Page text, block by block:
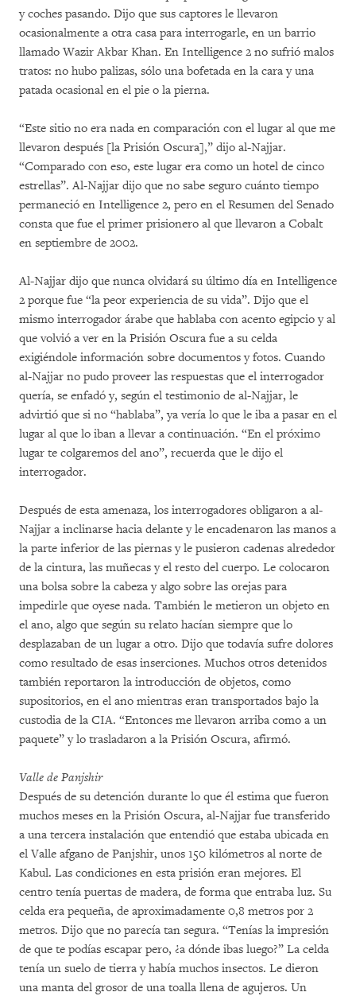
y coches pasando. Dijo que sus captores le llevaron
ocasionalmente a otra casa para interrogarle, en un barrio
llamado Wazir Akbar Khan. En Intelligence 2 no sufrió malos
tratos: no hubo palizas, sólo una bofetada en la cara y una
patada ocasional en el pie o la pierna.
“Este sitio no era nada en comparación con el lugar al que me
llevaron después [la Prisión Oscura],” dijo al-Najjar.
“Comparado con eso, este lugar era como un hotel de cinco
estrellas”. Al-Najjar dijo que no sabe seguro cuánto tiempo
permaneció en Intelligence 2, pero en el Resumen del Senado
consta que fue el primer prisionero al que llevaron a Cobalt
en septiembre de 2002.
Al-Najjar dijo que nunca olvidará su último día en Intelligence
2 porque fue “la peor experiencia de su vida”. Dijo que el
mismo interrogador árabe que hablaba con acento egipcio y al
que volvió a ver en la Prisión Oscura fue a su celda
exigiéndole información sobre documentos y fotos. Cuando
al-Najjar no pudo proveer las respuestas que el interrogador
quería, se enfadó y, según el testimonio de al-Najjar, le
advirtió que si no “hablaba”, ya vería lo que le iba a pasar en el
lugar al que lo iban a llevar a continuación. “En el próximo
lugar te colgaremos del ano”, recuerda que le dijo el
interrogador.
Después de esta amenaza, los interrogadores obligaron a al-
Najjar a inclinarse hacia delante y le encadenaron las manos a
la parte inferior de las piernas y le pusieron cadenas alrededor
de la cintura, las muñecas y el resto del cuerpo. Le colocaron
una bolsa sobre la cabeza y algo sobre las orejas para
impedirle que oyese nada. También le metieron un objeto en
el ano, algo que según su relato hacían siempre que lo
desplazaban de un lugar a otro. Dijo que todavía sufre dolores
como resultado de esas inserciones. Muchos otros detenidos
también reportaron la introducción de objetos, como
supositorios, en el ano mientras eran transportados bajo la
custodia de la CIA. “Entonces me llevaron arriba como a un
paquete” y lo trasladaron a la Prisión Oscura, afirmó.
Valle de Panjshir
Después de su detención durante lo que él estima que fueron
muchos meses en la Prisión Oscura, al-Najjar fue transferido
a una tercera instalación que entendió que estaba ubicada en
el Valle afgano de Panjshir, unos 150 kilómetros al norte de
Kabul. Las condiciones en esta prisión eran mejores. El
centro tenía puertas de madera, de forma que entraba luz. Su
celda era pequeña, de aproximadamente 0,8 metros por 2
metros. Dijo que no parecía tan segura. “Tenías la impresión
de que te podías escapar pero, ¿a dónde ibas luego?” La celda
tenía un suelo de tierra y había muchos insectos. Le dieron
una manta del grosor de una toalla llena de agujeros. Un